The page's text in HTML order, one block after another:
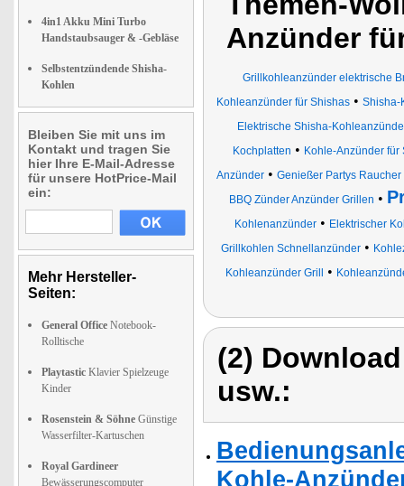
4in1 Akku Mini Turbo
Handstaubsauger & -Gebläse
Selbstentzündende Shisha-
Kohlen
Bleiben Sie mit uns im
Kontakt und tragen Sie
hier Ihre E-Mail-Adresse
für unsere HotPrice-Mail
ein:
Mehr Hersteller-
Seiten:
General Office Notebook-
Rolltische
Playtastic Klavier Spielzeuge
Kinder
Rosenstein & Söhne Günstige
Wasserfilter-Kartuschen
Royal Gardineer
Bewässerungscomputer
Anzünder
Grillkohleanzünder elektrische
Kohleanzünder für Shishas • Shisha-
Elektrische Shisha-
Kochplatten • Kohle-Anzünder für
Anzünder • Genießer Partys
BBQ Zünder Anzünder Grillen •
Kohlenanzünder • Elektrischer
Grillkohlen Schnellanzünder•
Kohleanzünder Grill
•
(2)
usw.:
Kohle-